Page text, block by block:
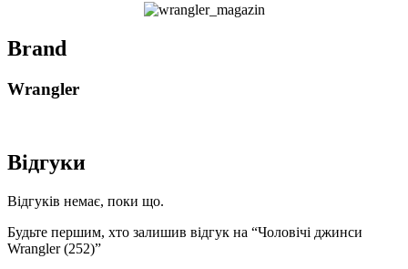
Brand
Wrangler
Відгуки
Відгуків немає, поки що.
Будьте першим, хто залишив відгук на “Чоловічі джинси
Wrangler (252)”